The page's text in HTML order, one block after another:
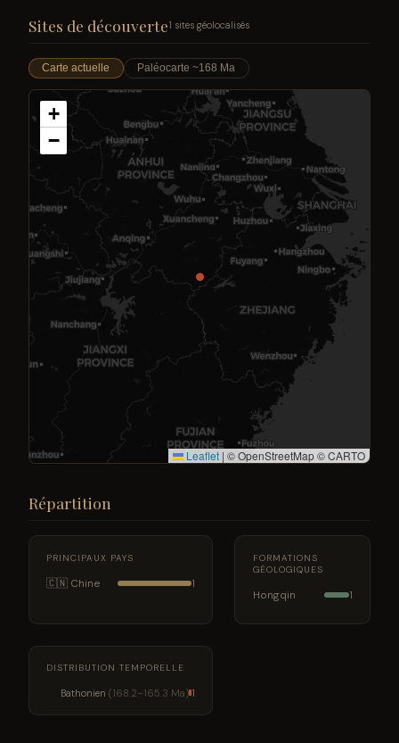
Sites de découverte1 sites géolocalisés
Carte actuelle Paléocarte ~168 Ma
+
−
Leaflet | © OpenStreetMap © CARTO
Répartition
PRINCIPAUX PAYS
🇨🇳 Chine 1
FORMATIONS
GÉOLOGIQUES
Hongqin 1
DISTRIBUTION TEMPORELLE
Bathonien (168.2–165.3 Ma) 1